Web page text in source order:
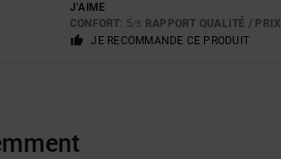
J’AIME
CONFORT: 5/5 RAPPORT QUALITÉ / PRIX
JE RECOMMANDE CE PRODUIT